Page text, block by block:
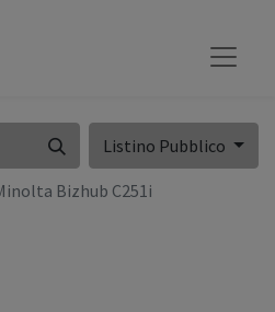
Listino Pubblico
Bizhub C251i